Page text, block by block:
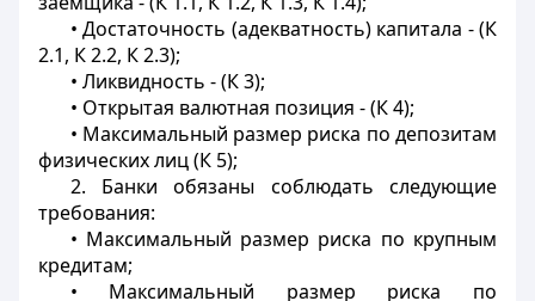
• Достаточность (адекватность) капитала - (К
2.1, К 2.2, К 2.3);
• Ликвидность - (К 3);
• Открытая валютная позиция - (К 4);
• Максимальный размер риска по депозитам
физических лиц (К 5);
2. Банки обязаны соблюдать следующие
требования:
• Максимальный размер риска по крупным
кредитам;
• Максимальный размер риска по